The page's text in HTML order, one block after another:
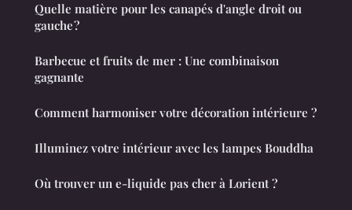
Quelle matière pour les canapés d'angle droit ou
gauche ?
Barbecue et fruits de mer : Une combinaison
gagnante
Comment harmoniser votre décoration intérieure ?
Illuminez votre intérieur avec les lampes Bouddha
Où trouver un e-liquide pas cher à Lorient ?